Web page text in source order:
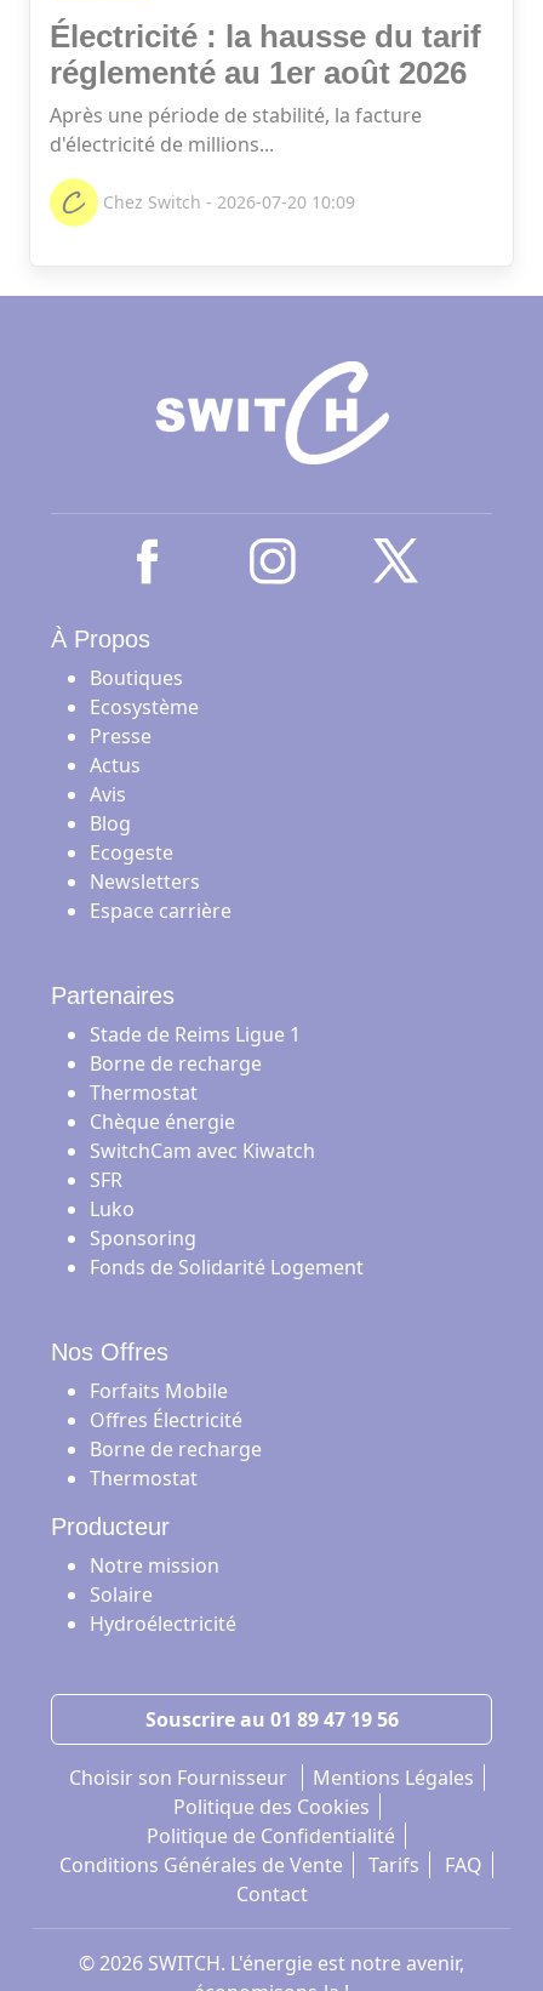
Électricité : la hausse du tarif
réglementé au 1er août 2026
Après une période de stabilité, la facture
d'électricité de millions...
Chez Switch - 2026-07-20 10:09
À Propos
Boutiques
Ecosystème
Presse
Actus
Avis
Blog
Ecogeste
Newsletters
Espace carrière
Partenaires
Stade de Reims Ligue 1
Borne de recharge
Thermostat
Chèque énergie
SwitchCam avec Kiwatch
SFR
Luko
Sponsoring
Fonds de Solidarité Logement
Nos Offres
Forfaits Mobile
Offres Électricité
Borne de recharge
Thermostat
Producteur
Notre mission
Solaire
Hydroélectricité
Souscrire au 01 89 47 19 56
Choisir son Fournisseur
Mentions Légales
Politique des Cookies
Politique de Confidentialité
Conditions Générales de Vente
Tarifs
FAQ
Contact
© 2026 SWITCH. L'énergie est notre avenir,